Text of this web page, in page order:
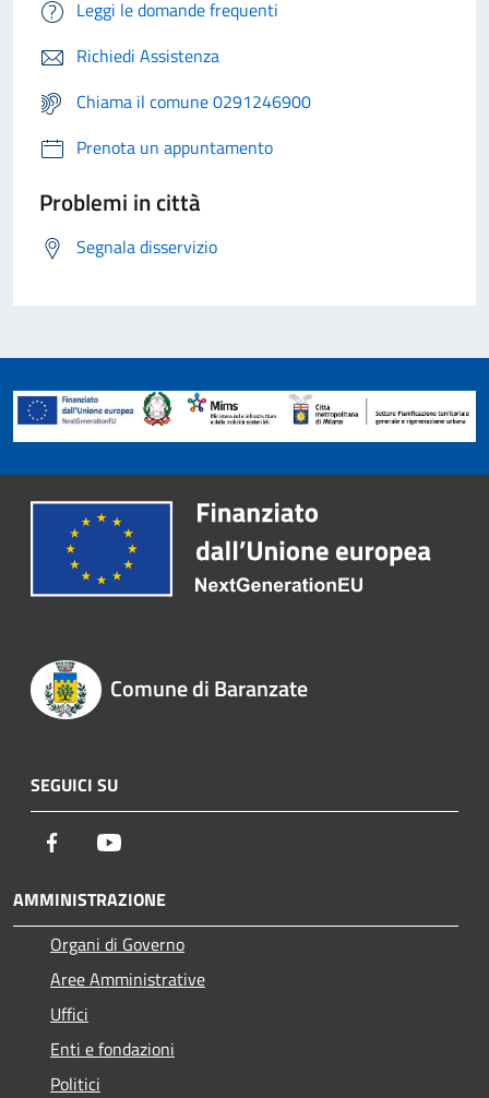
Leggi le domande frequenti
Richiedi Assistenza
Chiama il comune 0291246900
Prenota un appuntamento
Problemi in città
Segnala disservizio
Comune di Baranzate
SEGUICI SU
Facebook
AMMINISTRAZIONE
Organi di Governo
Aree Amministrative
Uffici
Enti e fondazioni
Politici